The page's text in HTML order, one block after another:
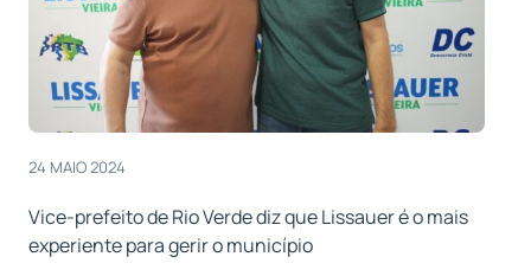
24 MAIO 2024
Vice-prefeito de Rio Verde diz que Lissauer é o mais
experiente para gerir o município